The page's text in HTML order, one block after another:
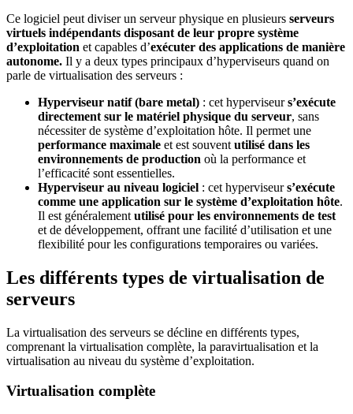
Ce logiciel peut diviser un serveur physique en plusieurs serveurs
virtuels indépendants disposant de leur propre système
d’exploitation et capables d’exécuter des applications de manière
autonome. Il y a deux types principaux d’hyperviseurs quand on
parle de virtualisation des serveurs :
Hyperviseur natif (bare metal) : cet hyperviseurs’exécute
directement sur le matériel physique du serveur, sans
nécessiter de système d’exploitation hôte. Il permet une
performance maximale et est souvent utilisé dans les
environnements de production où la performance et
l’efficacité sont essentielles.
Hyperviseur au niveau logiciel : cet hyperviseurs’exécute
comme une application sur le système d’exploitation hôte.
Il est généralement utilisé pour les environnements de test
et de développement, offrant une facilité d’utilisation et une
flexibilité pour les configurations temporaires ou variées.
Les différents types de virtualisation de
serveurs
La virtualisation des serveurs se décline en différents types,
comprenant la virtualisation complète, la paravirtualisation et la
virtualisation au niveau du système d’exploitation.
Virtualisation complète